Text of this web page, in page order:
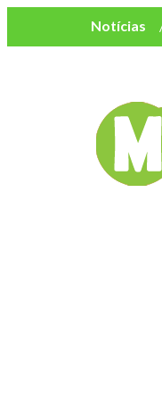
Notícias
Mulher